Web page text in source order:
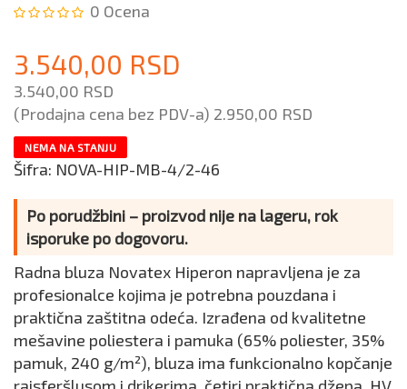
0 Ocena
3.540,00 RSD
3.540,00 RSD
(Prodajna cena bez PDV-a) 2.950,00 RSD
NEMA NA STANJU
Šifra: NOVA-HIP-MB-4/2-46
Po porudžbini – proizvod nije na lageru, rok
isporuke po dogovoru.
Radna bluza Novatex Hiperon napravljena je za
profesionalce kojima je potrebna pouzdana i
praktična zaštitna odeća. Izrađena od kvalitetne
mešavine poliestera i pamuka (65% poliester, 35%
pamuk, 240 g/m²), bluza ima funkcionalno kopčanje